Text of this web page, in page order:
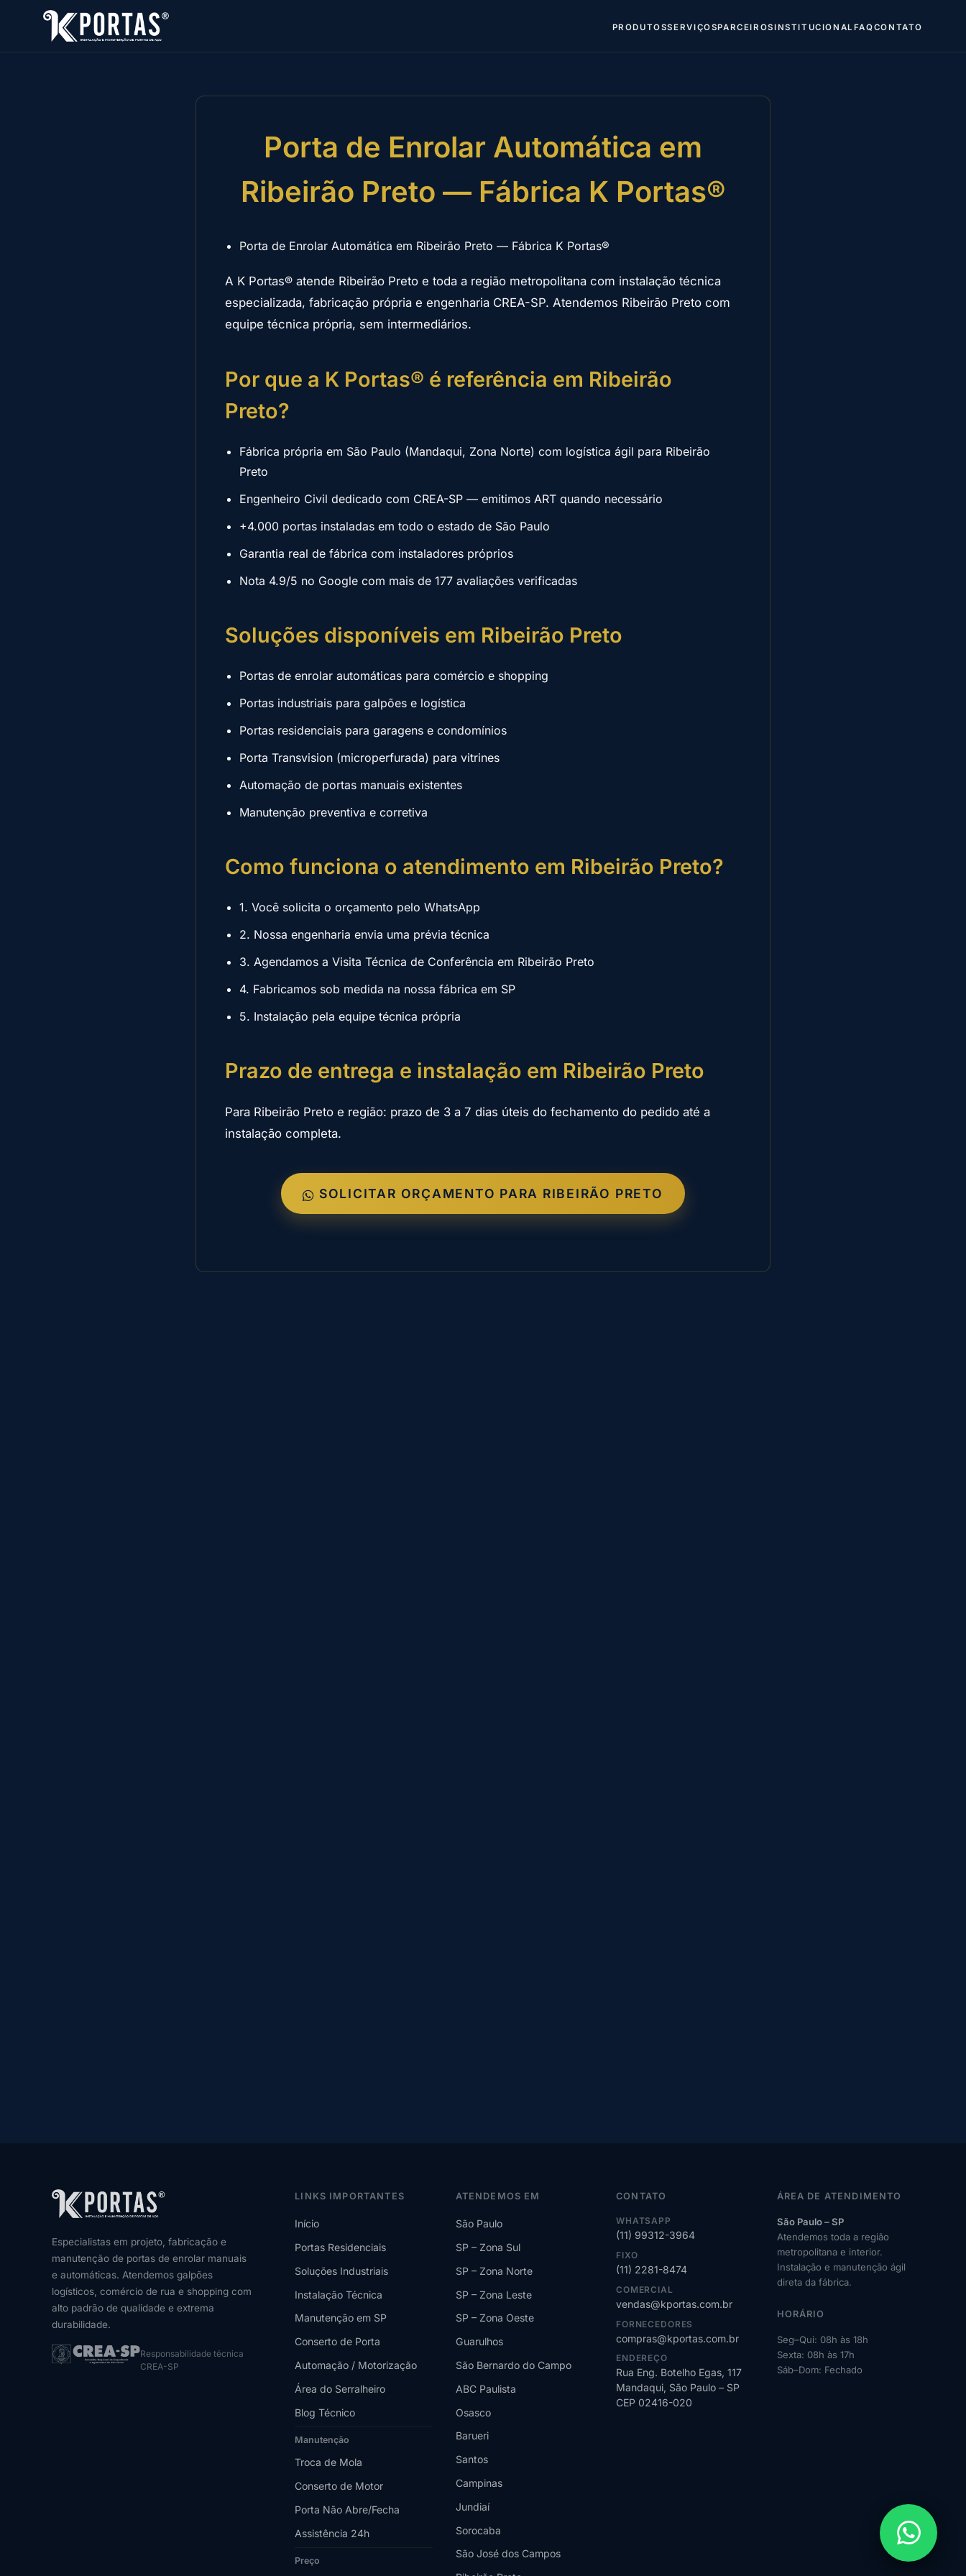
PRODUTOSSERVIÇOSPARCEIROS INSTITUCIONAL FAQCONTATO
Porta de Enrolar Automática em
Ribeirão Preto — Fábrica K Portas®
Porta de Enrolar Automática em Ribeirão Preto — Fábrica K Portas®
A K Portas® atende Ribeirão Preto e toda a região metropolitana com instalação técnica
especializada, fabricação própria e engenharia CREA-SP. Atendemos Ribeirão Preto com
equipe técnica própria, sem intermediários.
Por que a K Portas® é referência em Ribeirão
Preto?
Fábrica própria em São Paulo (Mandaqui, Zona Norte) com logística ágil para Ribeirão
Preto
Engenheiro Civil dedicado com CREA-SP — emitimos ART quando necessário
+4.000 portas instaladas em todo o estado de São Paulo
Garantia real de fábrica com instaladores próprios
Nota 4.9/5 no Google com mais de 177 avaliações verificadas
Soluções disponíveis em Ribeirão Preto
Portas de enrolar automáticas para comércio e shopping
Portas industriais para galpões e logística
Portas residenciais para garagens e condomínios
Porta Transvision (microperfurada) para vitrines
Automação de portas manuais existentes
Manutenção preventiva e corretiva
Como funciona o atendimento em Ribeirão Preto?
1. Você solicita o orçamento pelo WhatsApp
2. Nossa engenharia envia uma prévia técnica
3. Agendamos a Visita Técnica de Conferência em Ribeirão Preto
4. Fabricamos sob medida na nossa fábrica em SP
5. Instalação pela equipe técnica própria
Prazo de entrega e instalação em Ribeirão Preto
Para Ribeirão Preto e região: prazo de 3 a 7 dias úteis do fechamento do pedido até a
instalação completa.
SOLICITAR ORÇAMENTO PARA RIBEIRÃO PRETO
Especialistas em projeto, fabricação e
manutenção de portas de enrolar manuais
e automáticas. Atendemos galpões
logísticos, comércio de rua e shopping com
alto padrão de qualidade e extrema
durabilidade.
Responsabilidade técnica
CREA-SP
LINKS IMPORTANTES
Início
Portas Residenciais
Soluções Industriais
Instalação Técnica
Manutenção em SP
Conserto de Porta
Automação / Motorização
Área do Serralheiro
Blog Técnico
Manutenção
Troca de Mola
Conserto de Motor
Porta Não Abre/Fecha
Assistência 24h
Preço
ATENDEMOS EM
São Paulo
SP – Zona Sul
SP – Zona Norte
SP – Zona Leste
SP – Zona Oeste
Guarulhos
São Bernardo do Campo
ABC Paulista
Osasco
Barueri
Santos
Campinas
Jundiaí
Sorocaba
São José dos Campos
CONTATO
WHATSAPP
(11) 99312-3964
FIXO
(11) 2281-8474
COMERCIAL
vendas@kportas.com.br
FORNECEDORES
compras@kportas.com.br
ENDEREÇO
Rua Eng. Botelho Egas, 117
Mandaqui, São Paulo – SP
CEP 02416-020
ÁREA DE ATENDIMENTO
São Paulo – SP
Atendemos toda a região
metropolitana e interior.
Instalação e manutenção ágil
direta da fábrica.
HORÁRIO
Seg–Qui: 08h às 18h
Sexta: 08h às 17h
Sáb–Dom: Fechado